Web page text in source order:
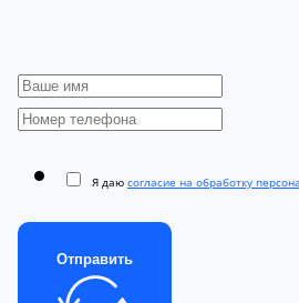
Я даю согласие на обработку
Отправить